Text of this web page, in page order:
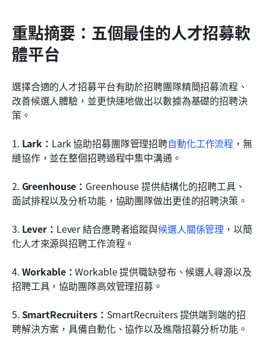
重點摘要：五個最佳的人才招募軟
體平台
選擇合適的人才招募平台有助於招聘團隊精簡招募流程、
改善候選人體驗，並更快速地做出以數據為基礎的招聘決
策。
1. Lark： Lark 協助招募團隊管理招聘自動化工作流程 ，無
縫協作，並在整個招聘過程中集中溝通。
2. Greenhouse： Greenhouse 提供結構化的招聘工具、
面試排程以及分析功能，協助團隊做出更佳的招聘決策。
3. Lever： Lever 結合應聘者追蹤與候選人關係管理 ，以簡
化人才來源與招聘工作流程。
4. Workable：Workable 提供職缺發布、候選人尋源以及
招聘工具，協助團隊高效管理招募。
5. SmartRecruiters： SmartRecruiters 提供端到端的招
聘解決方案，具備自動化、協作以及進階招募分析功能。